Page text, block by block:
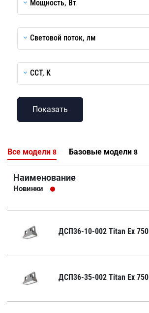
Мощность, Вт
Световой поток, лм
CCT, К
Все модели 8 Базовые модели 8
Наименование
Новинки
ДСП36-10-002 Titan Ех 750
ДСП36-35-002 Titan Ех 750